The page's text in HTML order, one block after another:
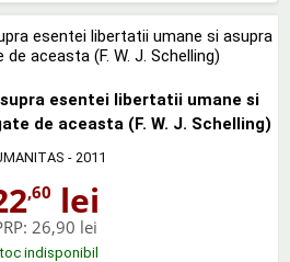
esentei libertatii umane si
de aceasta (F. W. J. Schelling)
- 2011
,60 lei
26,90 lei
indisponibil